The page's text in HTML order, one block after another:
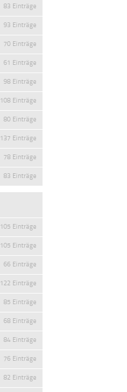
83 Einträge
93 Einträge
70 Einträge
61 Einträge
98 Einträge
108 Einträge
80 Einträge
137 Einträge
78 Einträge
83 Einträge
105 Einträge
105 Einträge
66 Einträge
122 Einträge
85 Einträge
68 Einträge
84 Einträge
76 Einträge
82 Einträge